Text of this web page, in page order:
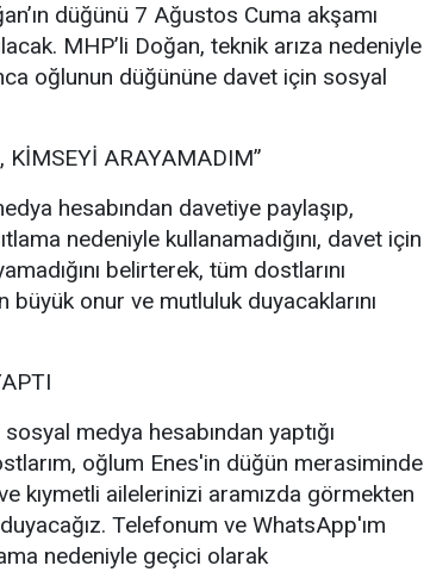
düğünü 7 Ağustos Cuma akşamı
MHP’li Doğan, teknik arıza nedeniyle
oğlunun düğününe davet için sosyal
KİMSEYİ ARAYAMADIM”
hesabından davetiye paylaşıp,
nedeniyle kullanamadığını, davet için
belirterek, tüm dostlarını
onur ve mutluluk duyacaklarını
medya hesabından yaptığı
oğlum Enes'in düğün merasiminde
kıymetli ailelerinizi aramızda görmekten
Telefonum ve WhatsApp'ım
nedeniyle geçici olarak